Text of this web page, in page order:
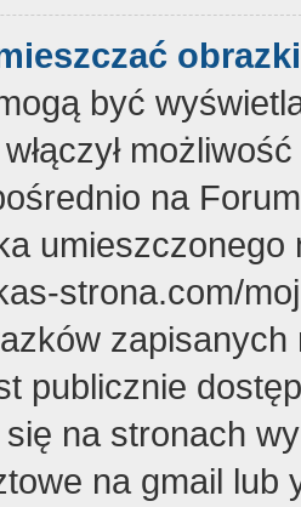
być
na
strona.com/
publicznie
na stronach
na gmail lub